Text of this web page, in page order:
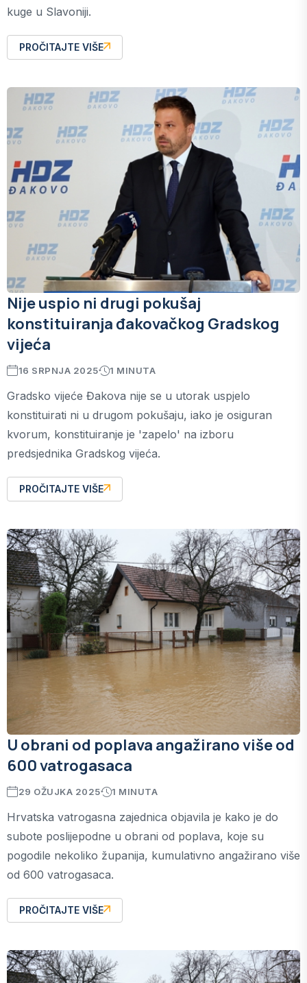
kuge u Slavoniji.
PROČITAJTE VIŠE
Nije uspio ni drugi pokušaj
konstituiranja đakovačkog Gradskog
vijeća
16 SRPNJA 2025 1 MINUTA
Gradsko vijeće Đakova nije se u utorak uspjelo
konstituirati ni u drugom pokušaju, iako je osiguran
kvorum, konstituiranje je 'zapelo' na izboru
predsjednika Gradskog vijeća.
PROČITAJTE VIŠE
U obrani od poplava angažirano više od
600 vatrogasaca
29 OŽUJKA 2025 1 MINUTA
Hrvatska vatrogasna zajednica objavila je kako je do
subote poslijepodne u obrani od poplava, koje su
pogodile nekoliko županija, kumulativno angažirano više
od 600 vatrogasaca.
PROČITAJTE VIŠE